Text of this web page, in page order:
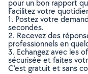
pour un bon rapport
Facilitez votre
1. Postez votre
secondes.
2. Recevez des
professionnels en
3. Echangez avec les
sécurisée et faites
C’est gratuit et sans